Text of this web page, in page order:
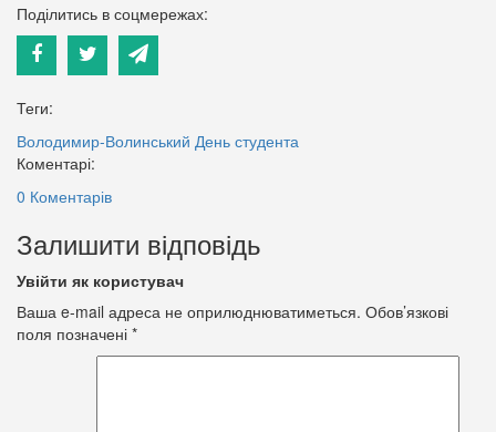
Поділитись в соцмережах:
Теги:
Володимир-Волинський День студента
Коментарі:
0 Коментарів
Залишити відповідь
Увійти як користувач
Ваша e-mail адреса не оприлюднюватиметься. Обов’язкові
поля позначені *